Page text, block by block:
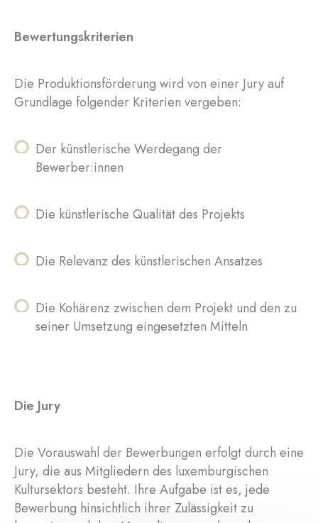
Bewertungskriterien
Die Produktionsförderung wird von einer Jury auf
Grundlage folgender Kriterien vergeben:
Der künstlerische Werdegang der
Bewerber:innen
Die künstlerische Qualität des Projekts
Die Relevanz des künstlerischen Ansatzes
Die Kohärenz zwischen dem Projekt und den zu
seiner Umsetzung eingesetzten Mitteln
Die Jury
Die Vorauswahl der Bewerbungen erfolgt durch eine
Jury, die aus Mitgliedern des luxemburgischen
Kultursektors besteht. Ihre Aufgabe ist es, jede
Bewerbung hinsichtlich ihrer Zulässigkeit zu